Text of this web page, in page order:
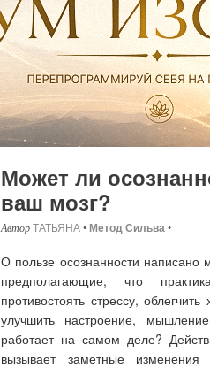
Может ли
ваш мозг?
ТАТЬЯНА•Метод Сильва•
О пользе осознанности написано
предполагающие, что
противостоять стрессу,
улучшить настроение,
работает на самом деле?
вызывает заметные